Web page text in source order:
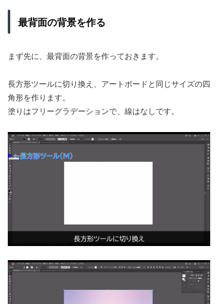
最背面の背景を作る
まず先に、最背面の背景を作っておきます。
長方形ツールに切り換え、アートボードと同じサイズの四
角形を作ります。
塗りはフリーグラデーションで、線はなしです。